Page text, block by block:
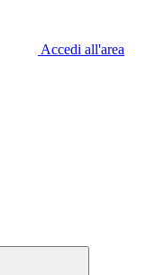
Accedi all'area